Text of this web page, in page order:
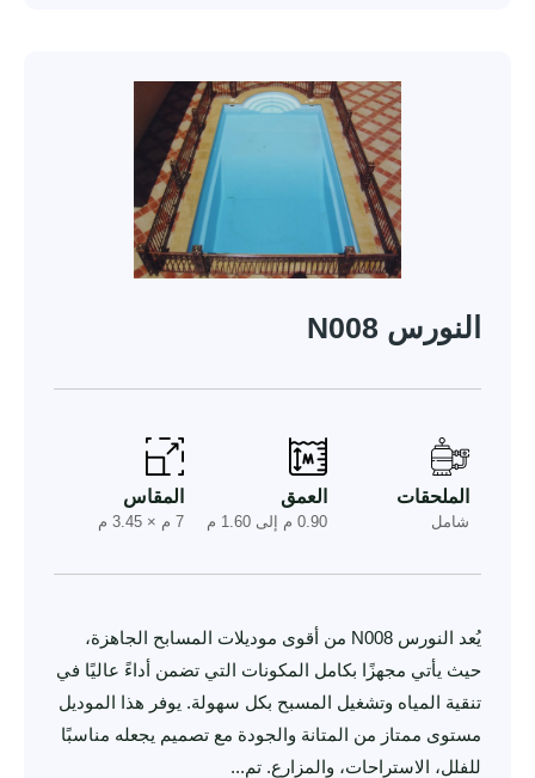
النورس N008
الملحقات
شامل
العمق
0.90 م إلى 1.60 م
المقاس
7 م × 3.45 م
يُعد النورس N008 من أقوى موديلات المسابح الجاهزة،
حيث يأتي مجهزًا بكامل المكونات التي تضمن أداءً عاليًا في
تنقية المياه وتشغيل المسبح بكل سهولة. يوفر هذا الموديل
مستوى ممتاز من المتانة والجودة مع تصميم يجعله مناسبًا
للفلل، الاستراحات، والمزارع. تم...